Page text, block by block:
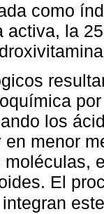
como
activa, la
los
en menor
moléculas,
El